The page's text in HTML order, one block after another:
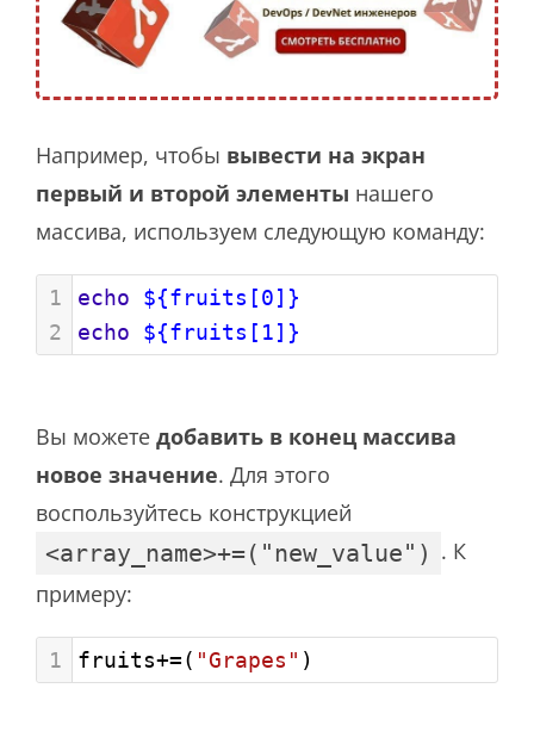
Например, чтобы вывести на экран
первый и второй элементы нашего
массива, используем следующую команду:
1 echo
${fruits[0]}
2
echo ${fruits[1]}
Вы можете добавить в конец массива
новое значение. Для этого
воспользуйтесь конструкцией
<array_name>+=("new_value") . К
примеру:
1 fruits+=( "Grapes" )